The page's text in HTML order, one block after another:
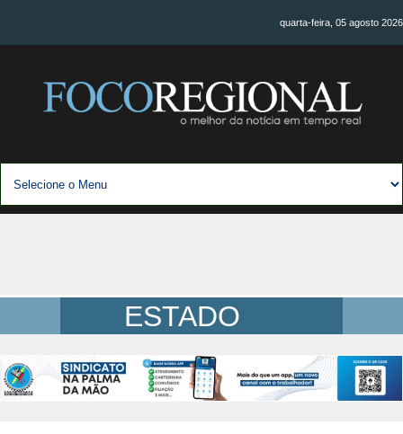
quarta-feira, 05 agosto 2026
ESTADO